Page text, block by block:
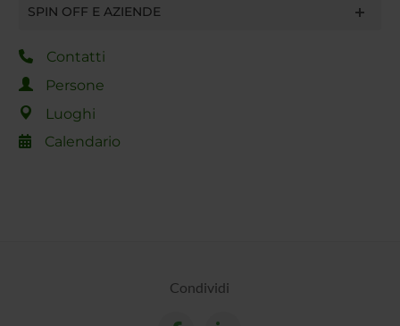
SPIN OFF E AZIENDE
Contatti
Persone
Luoghi
Calendario
Condividi